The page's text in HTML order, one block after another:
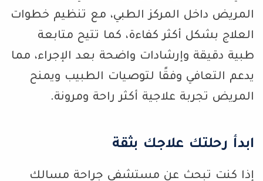
المريض داخل المركز الطبي، مع تنظيم خطوات
العلاج بشكل أكثر كفاءة، كما تتيح متابعة
طبية دقيقة وإرشادات واضحة بعد الإجراء، مما
يدعم التعافي وفقًا لتوصيات الطبيب ويمنح
المريض تجربة علاجية أكثر راحة ومرونة.
ابدأ رحلتك علاجك بثقة
إذا كنت تبحث عن مستشفى جراحة مسالك